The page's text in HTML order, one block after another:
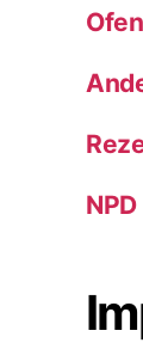
NPD